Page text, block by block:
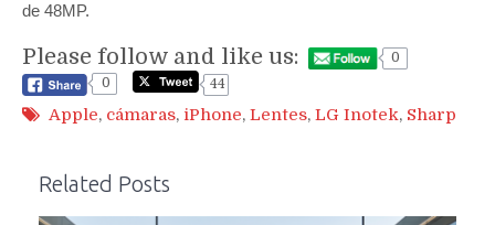
de 48MP.
Please follow and like us:
0
0
44
Apple, cámaras, iPhone, Lentes, LG Inotek, Sharp
Related Posts